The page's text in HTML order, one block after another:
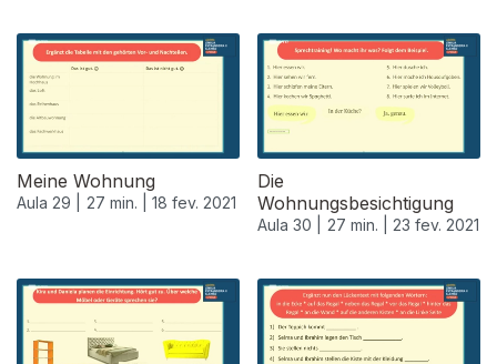
Meine Wohnung
Aula 29 | 27 min. | 18 fev. 2021
Die
Wohnungsbesichtigung
Aula 30 | 27 min. | 23 fev. 2021